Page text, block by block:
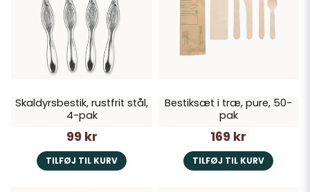
Skaldyrsbestik, rustfrit stål,
4-pak
99 kr
TILFØJ TIL KURV
Bestiksæt i træ, pure, 50-
pak
169 kr
TILFØJ TIL KURV